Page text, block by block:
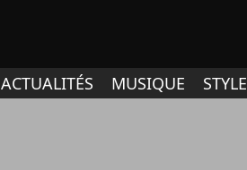
ACTUALITÉS MUSIQUE STYLE